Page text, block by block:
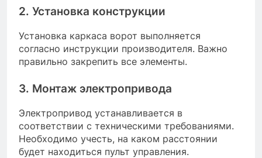
2. Установка конструкции
Установка каркаса ворот выполняется
согласно инструкции производителя. Важно
правильно закрепить все элементы.
3. Монтаж электропривода
Электропривод устанавливается в
соответствии с техническими требованиями.
Необходимо учесть, на каком расстоянии
будет находиться пульт управления.